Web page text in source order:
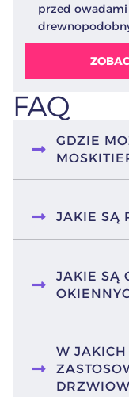
przed
FAQ
GDZIE
JAKIE SĄ
JAKIE SĄ
W